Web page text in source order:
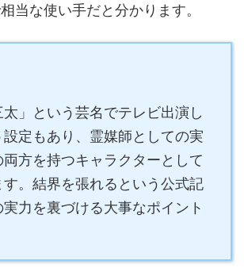
当な使い手だと分かります。
太」という芸名でテレビ出演し
定もあり、霊媒師としての実
方を持つキャラクターとして
。結界を張れるという公式記
力を裏づける大事なポイント